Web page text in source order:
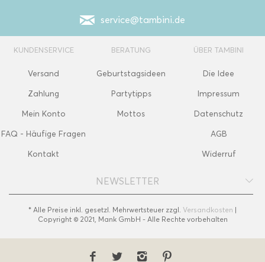
service@tambini.de
KUNDENSERVICE
Versand
Zahlung
Mein Konto
FAQ - Häufige Fragen
Kontakt
BERATUNG
Geburtstagsideen
Partytipps
Mottos
ÜBER TAMBINI
Die Idee
Impressum
Datenschutz
AGB
Widerruf
NEWSLETTER
* Alle Preise inkl. gesetzl. Mehrwertsteuer zzgl. Versandkosten |
Copyright © 2021, Mank GmbH - Alle Rechte vorbehalten